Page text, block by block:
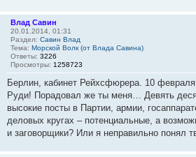
Влад Савин
20.01.2014, 01:31
Раздел: Савин Влад
Тема: Морской Волк (от Влада Савина)
Ответы: 3226
Просмотры: 1258723
Берлин, кабинет Рейхсфюрера. 10
Руди! Порадовал же ты меня… Девять
высокие посты в Партии, армии,
деловых кругах – потенциальные, а
и заговорщики? Или я неправильно понял